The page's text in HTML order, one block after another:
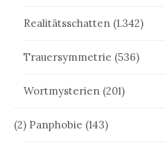
Realitätsschatten (1.342)
Trauersymmetrie (536)
Wortmysterien (201)
(2) Panphobie (143)